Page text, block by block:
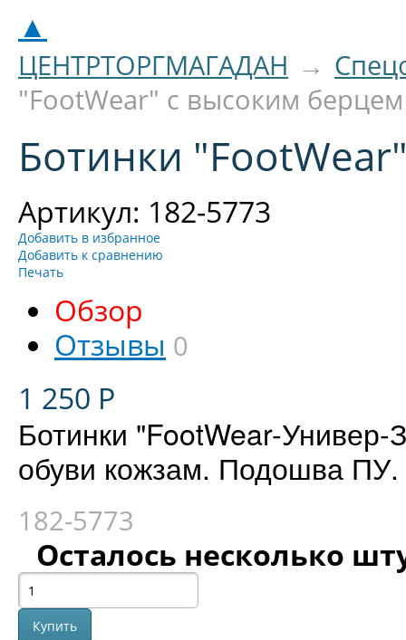
▲
ЦЕНТРТОРГМАГАДАН →
"FootWear" с высоким
Ботинки
Артикул: 182-5773
Добавить в избранное
Добавить к сравнению
Печать
Обзор
Отзывы 0
1 250 Р
Ботинки "FootWear-
обуви кожзам. Подошва ПУ.
182-5773
Осталось несколько